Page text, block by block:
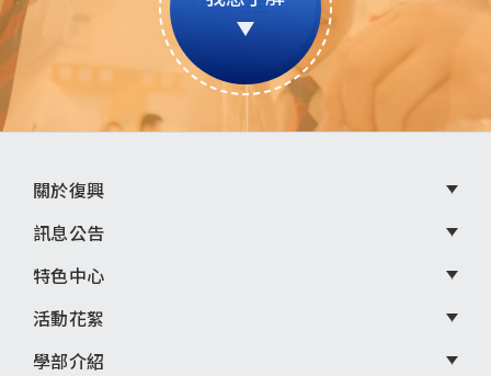
頁
尾
選
單
關於復興
訊息公告
特色中心
活動花絮
學部介紹